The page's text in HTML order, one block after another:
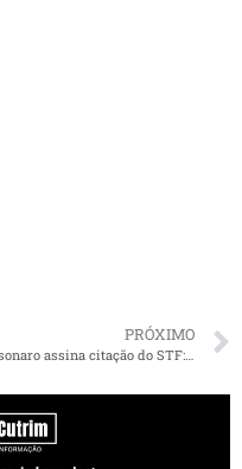
PRÓXIMO
Bolsonaro assina citação do STF: “Oficial botou o pé na porta da UTI”